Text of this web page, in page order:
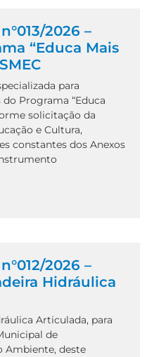
2026 –
“Educa Mais
para
Programa “Educa
solicitação da
e Cultura,
constantes dos Anexos
2026 –
Hidráulica
Articulada, para
de
Ambiente, deste